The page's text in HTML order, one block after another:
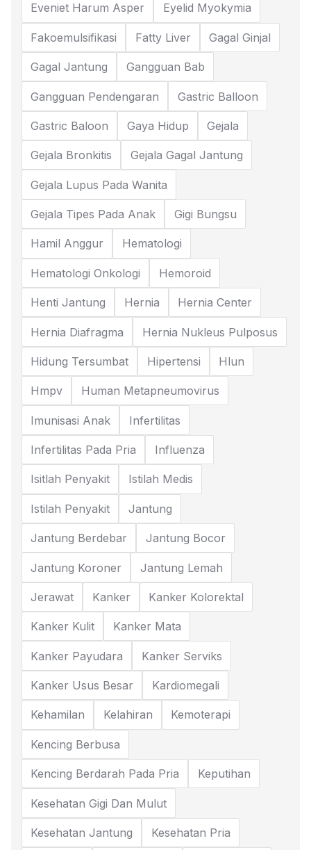
Eveniet Harum Asper Eyelid Myokymia
Fakoemulsifikasi Fatty Liver Gagal Ginjal
Gagal Jantung Gangguan Bab
Gangguan Pendengaran Gastric Balloon
Gastric Baloon Gaya Hidup Gejala
Gejala Bronkitis Gejala Gagal Jantung
Gejala Lupus Pada Wanita
Gejala Tipes Pada Anak Gigi Bungsu
Hamil Anggur Hematologi
Hematologi Onkologi Hemoroid
Henti Jantung Hernia Hernia Center
Hernia Diafragma Hernia Nukleus Pulposus
Hidung Tersumbat Hipertensi Hlun
Hmpv Human Metapneumovirus
Imunisasi Anak Infertilitas
Infertilitas Pada Pria Influenza
Isitlah Penyakit Istilah Medis
Istilah Penyakit Jantung
Jantung Berdebar Jantung Bocor
Jantung Koroner Jantung Lemah
Jerawat Kanker Kanker Kolorektal
Kanker Kulit Kanker Mata
Kanker Payudara Kanker Serviks
Kanker Usus Besar Kardiomegali
Kehamilan Kelahiran Kemoterapi
Kencing Berbusa
Kencing Berdarah Pada Pria Keputihan
Kesehatan Gigi Dan Mulut
Kesehatan Jantung Kesehatan Pria